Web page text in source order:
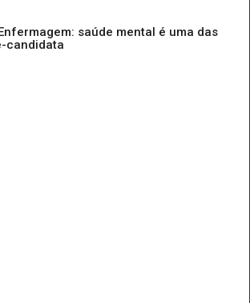
saúde mental é uma das
candidata